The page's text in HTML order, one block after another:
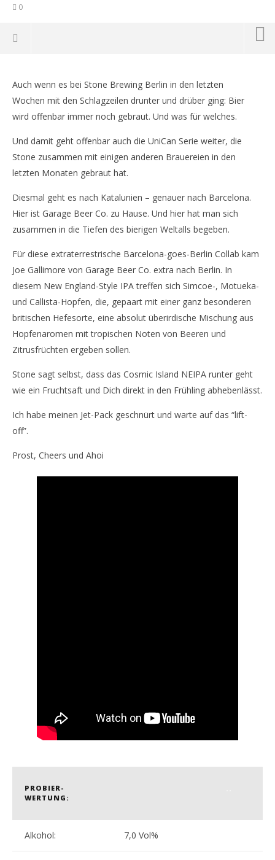
0
NOW VIEWING
Spanischer Urlaub auf Cosmic Island
May
2019
Monsta112
Auch wenn es bei Stone Brewing Berlin in den letzten
Wochen mit den Schlagzeilen drunter und drüber ging: Bier
wird offenbar immer noch gebraut. Und was für welches.
Und damit geht offenbar auch die UniCan Serie weiter, die
Stone zusammen mit einigen anderen Brauereien in den
letzten Monaten gebraut hat.
Diesmal geht es nach Katalunien – genauer nach Barcelona.
Hier ist Garage Beer Co. zu Hause. Und hier hat man sich
zusammen in die Tiefen des bierigen Weltalls begeben.
Für diese extraterrestrische Barcelona-goes-Berlin Collab kam
Joe Gallimore von Garage Beer Co. extra nach Berlin. In
diesem New England-Style IPA treffen sich Simcoe-, Motueka-
und Callista-Hopfen, die, gepaart mit einer ganz besonderen
britischen Hefesorte, eine absolut überirdische Mischung aus
Hopfenaromen mit tropischen Noten von Beeren und
Zitrusfrüchten ergeben sollen.
Stone sagt selbst, dass das Cosmic Island NEIPA runter geht
wie ein Fruchtsaft und Dich direkt in den Frühling abhebenlässt.
Ich habe meinen Jet-Pack geschnürt und warte auf das “lift-
off”.
Prost, Cheers und Ahoi
PROBIER-
WERTUNG:
Alkohol: 7,0 Vol%